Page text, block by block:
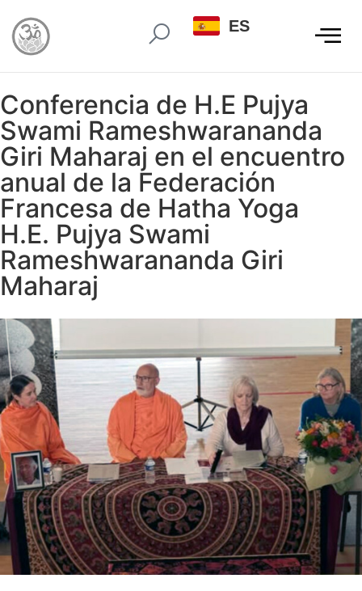
ES
Conferencia de H.E Pujya
Swami Rameshwarananda
Giri Maharaj en el encuentro
anual de la Federación
Francesa de Hatha Yoga
H.E. Pujya Swami
Rameshwarananda Giri
Maharaj